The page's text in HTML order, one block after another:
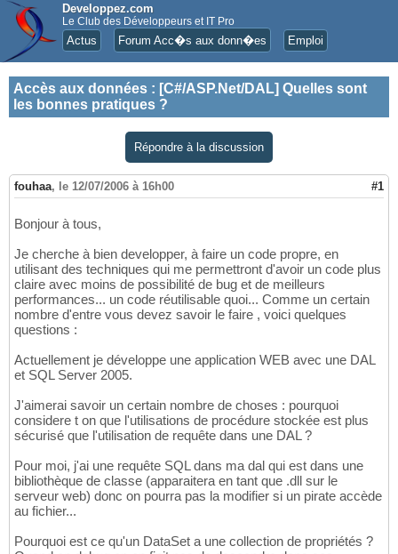
Developpez.com
Le Club des Développeurs et IT Pro
Actus Forum Acc�s aux donn�es Emploi
Accès aux données : [C#/ASP.Net/DAL] Quelles sont
les bonnes pratiques ?
Répondre à la discussion
fouhaa, le 12/07/2006 à 16h00 #1
Bonjour à tous,
Je cherche à bien developper, à faire un code propre, en
utilisant des techniques qui me permettront d'avoir un code plus
claire avec moins de possibilité de bug et de meilleurs
performances... un code réutilisable quoi... Comme un certain
nombre d'entre vous devez savoir le faire , voici quelques
questions :
Actuellement je développe une application WEB avec une DAL
et SQL Server 2005.
J'aimerai savoir un certain nombre de choses : pourquoi
considere t on que l'utilisations de procédure stockée est plus
sécurisé que l'utilisation de requête dans une DAL ?
Pour moi, j'ai une requête SQL dans ma dal qui est dans une
bibliothèque de classe (apparaitera en tant que .dll sur le
serveur web) donc on pourra pas la modifier si un pirate accède
au fichier...
Pourquoi est ce qu'un DataSet a une collection de propriétés ?